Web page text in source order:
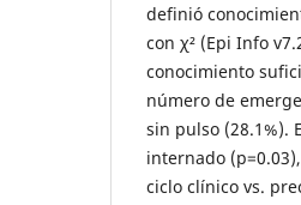
definió
con χ² (Epi Info
conocimiento
número de
sin pulso (28.1%).
internado
ciclo clínico vs.